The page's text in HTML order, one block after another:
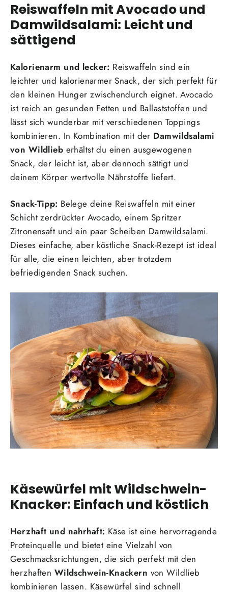
Reiswaffeln mit Avocado und
Damwildsalami: Leicht und
sättigend
Kalorienarm und lecker: Reiswaffeln sind ein
leichter und kalorienarmer Snack, der sich perfekt für
den kleinen Hunger zwischendurch eignet. Avocado
ist reich an gesunden Fetten und Ballaststoffen und
lässt sich wunderbar mit verschiedenen Toppings
kombinieren. In Kombination mit der Damwildsalami
von Wildlieb erhältst du einen ausgewogenen
Snack, der leicht ist, aber dennoch sättigt und
deinem Körper wertvolle Nährstoffe liefert.
Snack-Tipp: Belege deine Reiswaffeln mit einer
Schicht zerdrückter Avocado, einem Spritzer
Zitronensaft und ein paar Scheiben Damwildsalami.
Dieses einfache, aber köstliche Snack-Rezept ist ideal
für alle, die einen leichten, aber trotzdem
befriedigenden Snack suchen.
Käsewürfel mit Wildschwein-
Knacker: Einfach und köstlich
Herzhaft und nahrhaft: Käse ist eine hervorragende
Proteinquelle und bietet eine Vielzahl von
Geschmacksrichtungen, die sich perfekt mit den
herzhaften Wildschwein-Knackern von Wildlieb
kombinieren lassen. Käsewürfel sind schnell